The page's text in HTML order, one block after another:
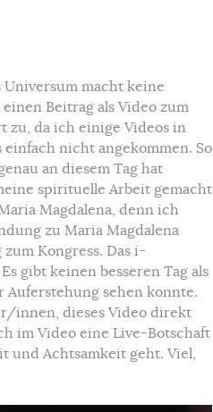
Universum macht keine
Beitrag als Video zum
zu, da ich einige Videos in
nicht angekommen. So
an diesem Tag hat
spirituelle Arbeit gemacht
Magdalena, denn ich
zu Maria Magdalena
Kongress. Das i-
gibt keinen besseren Tag als
Auferstehung sehen konnte.
innen, dieses Video direkt
im Video eine Live-Botschaft
und Achtsamkeit geht. Viel,